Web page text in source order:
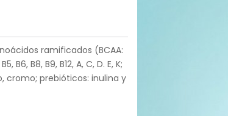
ramificados (BCAA:
B6, B8, B9, B12, A, C, D. E, K;
cromo; prebióticos: inulina y